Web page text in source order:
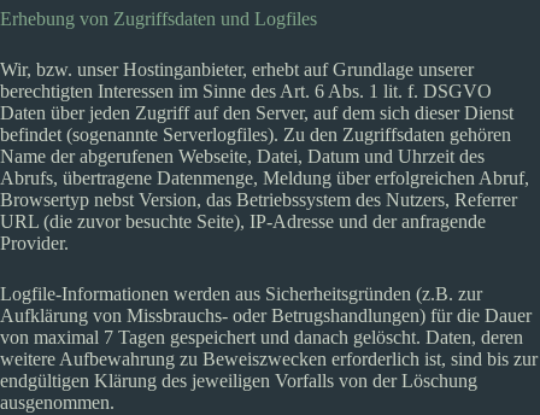
Erhebung von Zugriffsdaten und Logfiles
Wir, bzw. unser Hostinganbieter, erhebt auf Grundlage unserer
berechtigten Interessen im Sinne des Art. 6 Abs. 1 lit. f. DSGVO
Daten über jeden Zugriff auf den Server, auf dem sich dieser Dienst
befindet (sogenannte Serverlogfiles). Zu den Zugriffsdaten gehören
Name der abgerufenen Webseite, Datei, Datum und Uhrzeit des
Abrufs, übertragene Datenmenge, Meldung über erfolgreichen Abruf,
Browsertyp nebst Version, das Betriebssystem des Nutzers, Referrer
URL (die zuvor besuchte Seite), IP-Adresse und der anfragende
Provider.
Logfile-Informationen werden aus Sicherheitsgründen (z.B. zur
Aufklärung von Missbrauchs- oder Betrugshandlungen) für die Dauer
von maximal 7 Tagen gespeichert und danach gelöscht. Daten, deren
weitere Aufbewahrung zu Beweiszwecken erforderlich ist, sind bis zur
endgültigen Klärung des jeweiligen Vorfalls von der Löschung
ausgenommen.